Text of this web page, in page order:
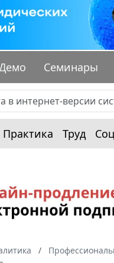
Семинары
Практика Труд